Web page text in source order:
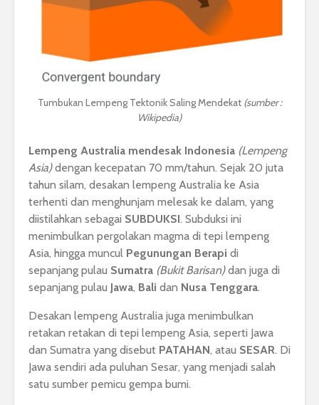
Tumbukan Lempeng Tektonik Saling Mendekat (sumber :
Wikipedia)
Lempeng Australia mendesak Indonesia (Lempeng
Asia)dengan kecepatan 70 mm/tahun. Sejak 20 juta
tahun silam, desakan lempeng Australia ke Asia
terhenti dan menghunjam melesak ke dalam, yang
diistilahkan sebagai SUBDUKSI. Subduksi ini
menimbulkan pergolakan magma di tepi lempeng
Asia, hingga muncul Pegunungan Berapi di
sepanjang pulau Sumatra (Bukit Barisan)dan juga di
sepanjang pulau Jawa, Bali dan Nusa Tenggara.
Desakan lempeng Australia juga menimbulkan
retakan retakan di tepi lempeng Asia, seperti Jawa
dan Sumatra yang disebut PATAHAN, atau SESAR. Di
Jawa sendiri ada puluhan Sesar, yang menjadi salah
satu sumber pemicu gempa bumi.